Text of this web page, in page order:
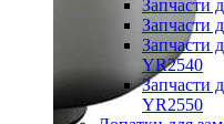
Запчасти
Запчасти
Запчасти
YR2540
Запчасти
YR2550